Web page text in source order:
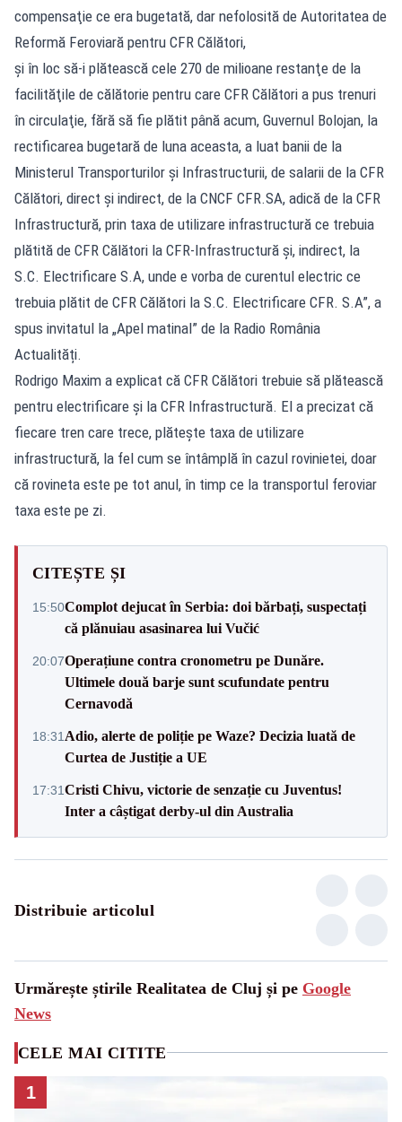
compensaţie ce era bugetată, dar nefolosită de Autoritatea de
Reformă Feroviară pentru CFR Călători,
şi în loc să-i plătească cele 270 de milioane restanţe de la
facilităţile de călătorie pentru care CFR Călători a pus trenuri
în circulaţie, fără să fie plătit până acum, Guvernul Bolojan, la
rectificarea bugetară de luna aceasta, a luat banii de la
Ministerul Transporturilor şi Infrastructurii, de salarii de la CFR
Călători, direct şi indirect, de la CNCF CFR.SA, adică de la CFR
Infrastructură, prin taxa de utilizare infrastructură ce trebuia
plătită de CFR Călători la CFR-Infrastructură şi, indirect, la
S.C. Electrificare S.A, unde e vorba de curentul electric ce
trebuia plătit de CFR Călători la S.C. Electrificare CFR. S.A”, a
spus invitatul la „Apel matinal” de la Radio România
Actualități.
Rodrigo Maxim a explicat că CFR Călători trebuie să plătească
pentru electrificare și la CFR Infrastructură. El a precizat că
fiecare tren care trece, plăteşte taxa de utilizare
infrastructură, la fel cum se întâmplă în cazul rovinietei, doar
că rovineta este pe tot anul, în timp ce la transportul feroviar
taxa este pe zi.
CITEȘTE ȘI
15:50Complot dejucat în Serbia: doi bărbați, suspectați
că plănuiau asasinarea lui Vučić
20:07Operațiune contra cronometru pe Dunăre.
Ultimele două barje sunt scufundate pentru
Cernavodă
18:31 Adio, alerte de poliție pe Waze? Decizia luată de
Curtea de Justiție a UE
17:31Cristi Chivu, victorie de senzație cu Juventus!
Inter a câștigat derby-ul din Australia
Distribuie articolul
Urmărește știrile Realitatea de Cluj și pe Google
News
CELE MAI CITITE
1